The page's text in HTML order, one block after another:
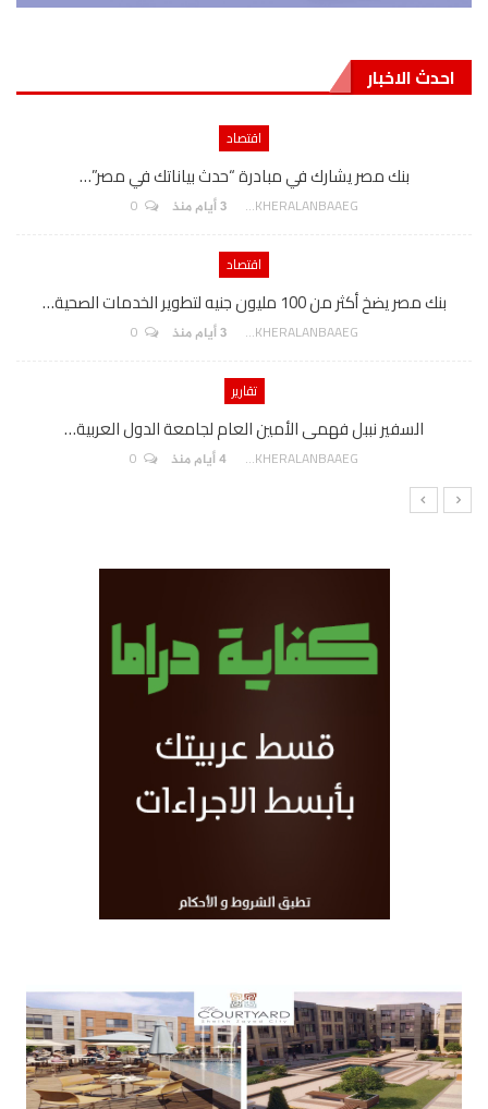
احدث الاخبار
اقتصاد
بنك مصر يشارك في مبادرة “حدث بياناتك في مصر”…
AKHERALANBAAEG 3 أيام منذ
اقتصاد
بنك مصر يضخ أكثر من 100 مليون جنيه لتطوير الخدمات الصحية…
AKHERALANBAAEG 3 أيام منذ
تقارير
السفير نببل فهمى الأمين العام لجامعة الدول العربية…
AKHERALANBAAEG 4 أيام منذ